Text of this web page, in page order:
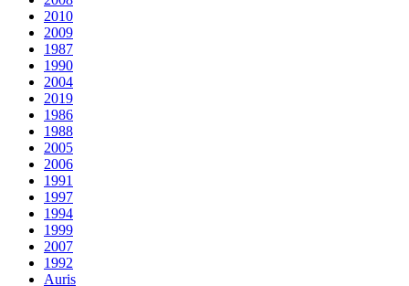
2010
2009
1987
1990
2004
2019
1986
1988
2005
2006
1991
1997
1994
1999
2007
1992
Auris